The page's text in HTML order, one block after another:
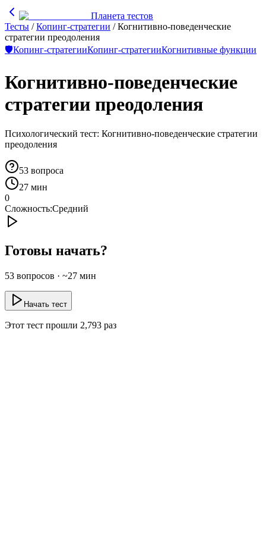
Планета тестов
Тесты /Копинг-стратегии /Когнитивно-поведенческие
стратегии преодоления
🛡️Копинг-стратегииКопинг-стратегииКогнитивные функции
Когнитивно-поведенческие
стратегии преодоления
Психологический тест: Когнитивно-поведенческие стратегии
преодоления
53 вопроса
27 мин
0
Сложность:Средний
Готовы начать?
53 вопросов · ~27 мин
Начать тест
Этот тест прошли 2,793 раз